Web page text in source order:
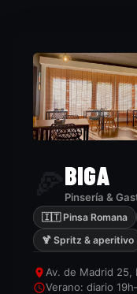
BIGA
Pinsería &
🇮🇹 Pinsa Romana
🍹 Spritz & aperitivo
Av. de Madrid 25,
Verano: diario